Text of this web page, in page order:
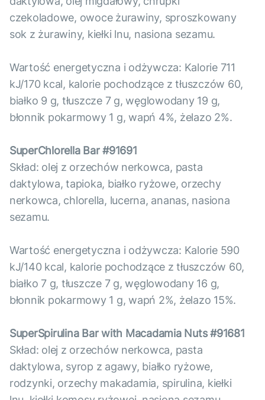
czekoladowe, owoce żurawiny, sproszkowany
sok z żurawiny, kiełki lnu, nasiona sezamu.
Wartość energetyczna i odżywcza: Kalorie 711
kJ/170 kcal, kalorie pochodzące z tłuszczów 60,
białko 9 g, tłuszcze 7 g, węglowodany 19 g,
błonnik pokarmowy 1 g, wapń 4%, żelazo 2%.
SuperChlorella Bar #91691
Skład: olej z orzechów nerkowca, pasta
daktylowa, tapioka, białko ryżowe, orzechy
nerkowca, chlorella, lucerna, ananas, nasiona
sezamu.
Wartość energetyczna i odżywcza: Kalorie 590
kJ/140 kcal, kalorie pochodzące z tłuszczów 60,
białko 7 g, tłuszcze 7 g, węglowodany 16 g,
błonnik pokarmowy 1 g, wapń 2%, żelazo 15%.
SuperSpirulina Bar with Macadamia Nuts #91681
Skład: olej z orzechów nerkowca, pasta
daktylowa, syrop z agawy, białko ryżowe,
rodzynki, orzechy makadamia, spirulina, kiełki